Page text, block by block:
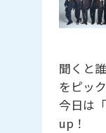
聞くと
をピッ
今日は
up！